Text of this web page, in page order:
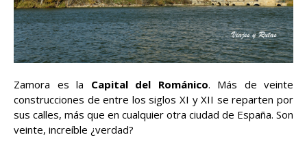
Zamora es la Capital del Románico. Más de veinte
construcciones de entre los siglos XI y XII se reparten por
sus calles, más que en cualquier otra ciudad de España. Son
veinte, increíble ¿verdad?